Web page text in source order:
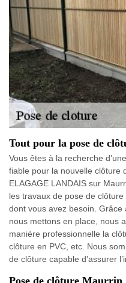
Tout pour la pose de
Vous êtes à la recherche
fiable pour la nouvelle clôture
ELAGAGE LANDAIS sur
les travaux de pose de
dont vous avez besoin.
nous mettons en place, nous
manière professionnelle la
clôture en PVC, etc. Nous
de clôture capable d’assurer
Pose de clôture Maurrin